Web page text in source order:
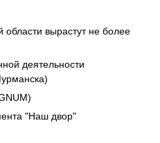
вырастут не более
деятельности
"Наш двор"